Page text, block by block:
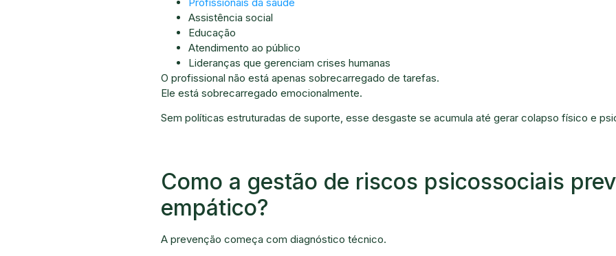
Assistência social
Educação
Atendimento ao público
Lideranças que gerenciam crises humanas
O profissional não está apenas sobrecarregado de tarefas.
Ele está sobrecarregado emocionalmente.
Sem políticas estruturadas de suporte, esse desgaste se acumula até gerar colapso físico e
Como a gestão de riscos psicossociais
empático?
A prevenção começa com diagnóstico técnico.